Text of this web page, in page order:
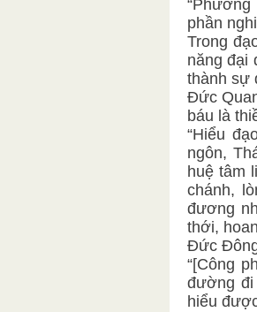
“Phương
phần
Trong
năng đại
thành sự
Đức
báu là
“Hiểu
ngôn,
huệ tâm
chánh,
đương
thới,
Đức
“[Công
đường đi
hiểu